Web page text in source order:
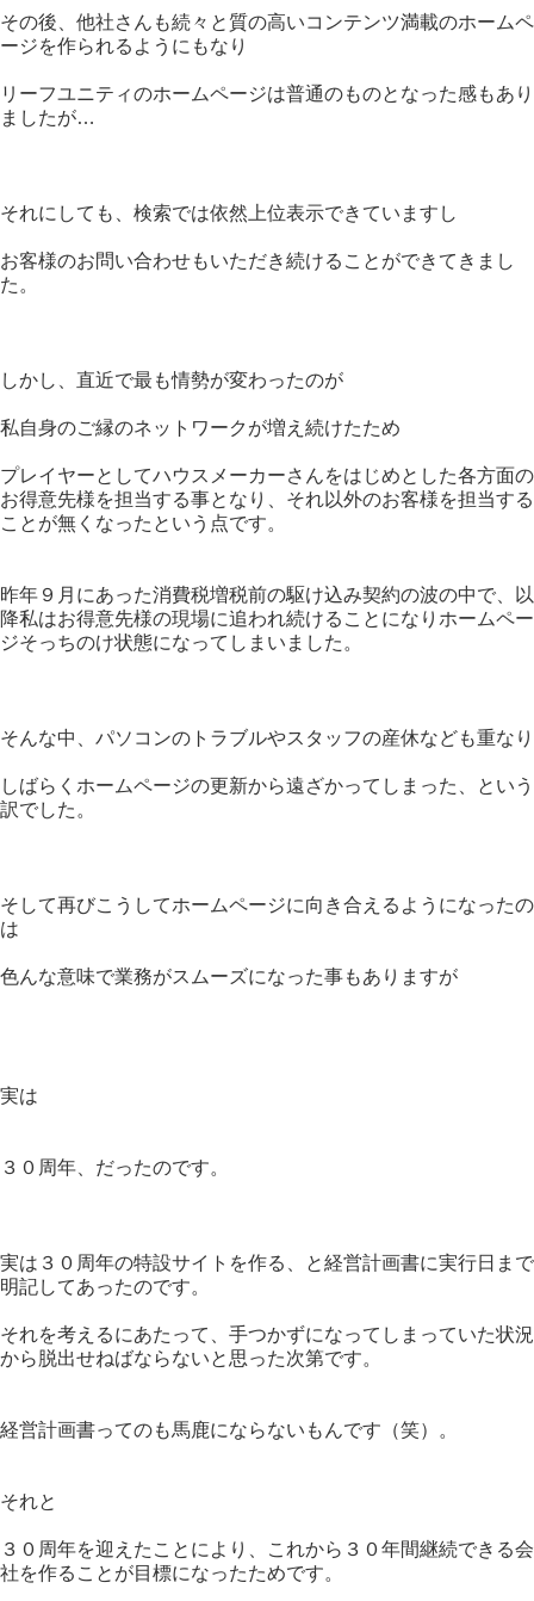
その後、他社さんも続々と質の高いコンテンツ満載のホームペ
ージを作られるようにもなり
リーフユニティのホームページは普通のものとなった感もあり
ましたが…
それにしても、検索では依然上位表示できていますし
お客様のお問い合わせもいただき続けることができてきまし
た。
しかし、直近で最も情勢が変わったのが
私自身のご縁のネットワークが増え続けたため
プレイヤーとしてハウスメーカーさんをはじめとした各方面の
お得意先様を担当する事となり、それ以外のお客様を担当する
ことが無くなったという点です。
昨年９月にあった消費税増税前の駆け込み契約の波の中で、以
降私はお得意先様の現場に追われ続けることになりホームペー
ジそっちのけ状態になってしまいました。
そんな中、パソコンのトラブルやスタッフの産休なども重なり
しばらくホームページの更新から遠ざかってしまった、という
訳でした。
そして再びこうしてホームページに向き合えるようになったの
は
色んな意味で業務がスムーズになった事もありますが
実は
３０周年、だったのです。
実は３０周年の特設サイトを作る、と経営計画書に実行日まで
明記してあったのです。
それを考えるにあたって、手つかずになってしまっていた状況
から脱出せねばならないと思った次第です。
経営計画書ってのも馬鹿にならないもんです（笑）。
それと
３０周年を迎えたことにより、これから３０年間継続できる会
社を作ることが目標になったためです。